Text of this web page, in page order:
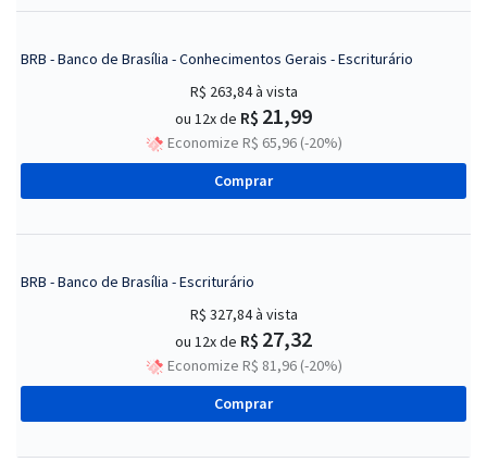
BRB - Banco de Brasília - Conhecimentos Gerais - Escriturário
R$ 263,84à vista
ou 12x de R$ 21,99
Economize R$ 65,96 (-20%)
Comprar
BRB - Banco de Brasília - Escriturário
R$ 327,84à vista
ou 12x de R$ 27,32
Economize R$ 81,96 (-20%)
Comprar